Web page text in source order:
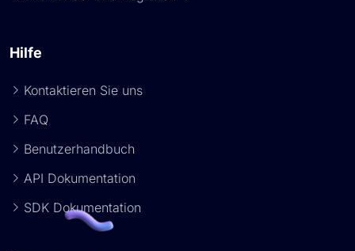
Hilfe
Kontaktieren Sie uns
FAQ
Benutzerhandbuch
API Dokumentation
SDK Dokumentation